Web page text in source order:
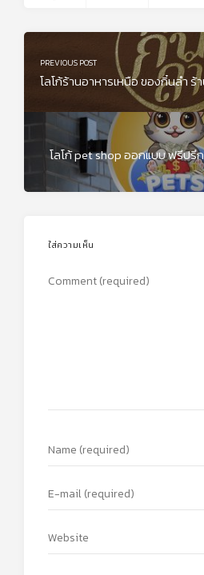
PREVIOUS POST
โลโก้ร้านอาหารเหนือ ของกิ๋นลำ
โลโก้ pet shop ออกแบบ ฟรีปรึ
ใส่ความเห็น